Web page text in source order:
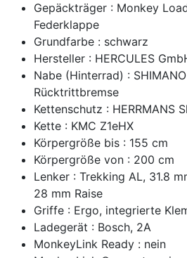
Gepäckträger : Monkey
Federklappe
Grundfarbe : schwarz
Hersteller : HERCULES
Nabe (Hinterrad) :
Rücktrittbremse
Kettenschutz : HERRMANS
Kette : KMC Z1eHX
Körpergröße bis : 155 cm
Körpergröße von : 200 cm
Lenker : Trekking AL, 31.8
28 mm Raise
Griffe : Ergo, integrierte
Ladegerät : Bosch, 2A
MonkeyLink Ready : nein